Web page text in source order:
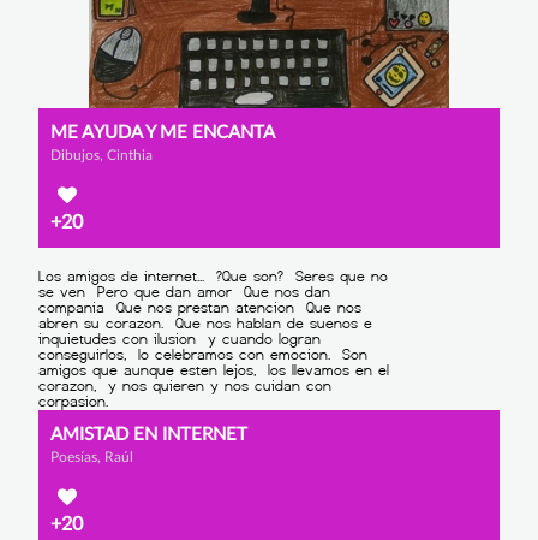
ME AYUDA Y ME ENCANTA
Dibujos, Cinthia
+20
AMISTAD EN INTERNET
Poesías, Raúl
+20